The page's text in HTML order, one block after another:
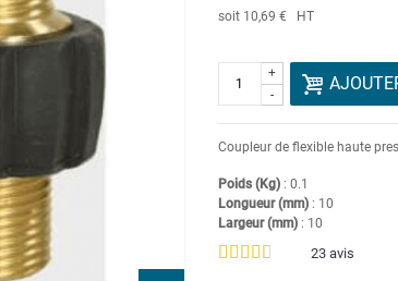
soit 10,69 € HT
-
+
Coupleur de flexible haute
Poids (Kg): 0.1
Longueur (mm): 10
Largeur (mm): 10
23 avis